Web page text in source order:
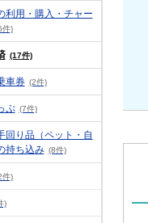
利用・購入・チャー
件)
(17件)
車券 (2件)
ぷ (7件)
回り品（ペット・自
持ち込み (8件)
件)
)